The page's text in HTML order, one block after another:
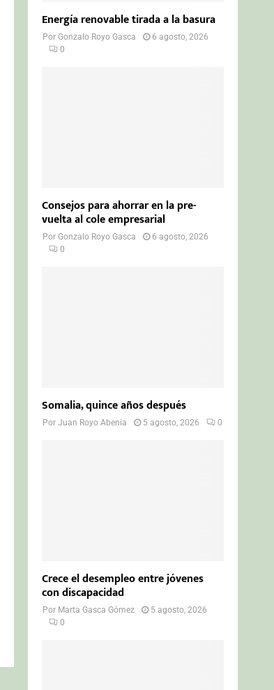
Energía renovable tirada a la basura
PorGonzalo Royo Gasca
6 agosto, 2026
0
Consejos para ahorrar en la pre-
vuelta al cole empresarial
PorGonzalo Royo Gasca
6 agosto, 2026
0
Somalia, quince años después
PorJuan Royo Abenia 5 agosto, 2026 0
Crece el desempleo entre jóvenes
con discapacidad
Por Marta Gasca Gómez
5 agosto, 2026
0